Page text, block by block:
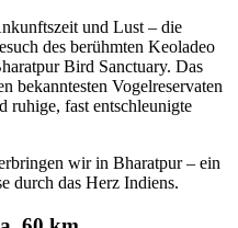
und Lust – die
des berühmten Keoladeo
Bird Sanctuary. Das
bekanntesten Vogelreservaten
ruhige, fast entschleunigte
wir in Bharatpur – ein
durch das Herz Indiens.